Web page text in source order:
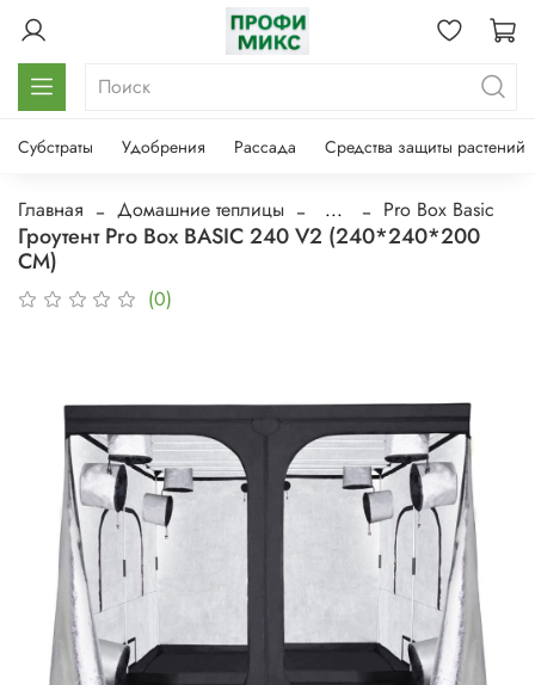
Субстраты Удобрения Рассада Средства защиты растений
Главная Домашние теплицы ... Pro Box Basic
Гроутент Pro Box BASIC 240 V2 (240*240*200
СМ)
(0)